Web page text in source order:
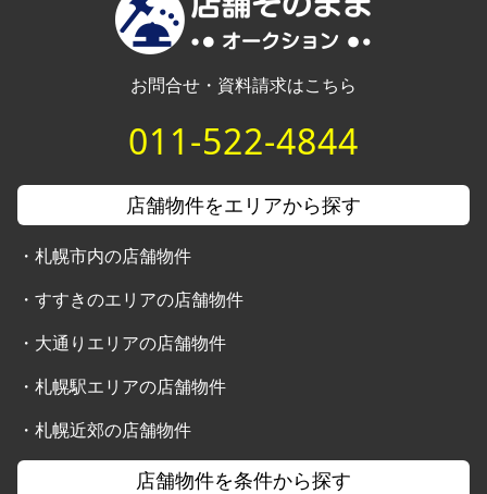
お問合せ・資料請求はこちら
011-522-4844
店舗物件をエリアから探す
・ 札幌市内の店舗物件
・ すすきのエリアの店舗物件
・ 大通りエリアの店舗物件
・ 札幌駅エリアの店舗物件
・ 札幌近郊の店舗物件
店舗物件を条件から探す